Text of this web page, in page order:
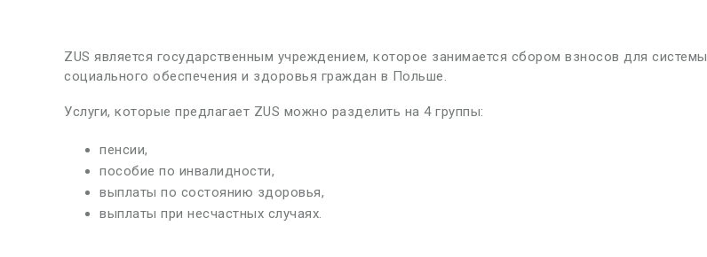
ZUS является государственным учреждением, которое занимается сбором взносов для системы
социального обеспечения и здоровья граждан в Польше.
Услуги, которые предлагает ZUS можно разделить на 4 группы:
пенсии,
пособие по инвалидности,
выплаты по состоянию здоровья,
выплаты при несчастных случаях.